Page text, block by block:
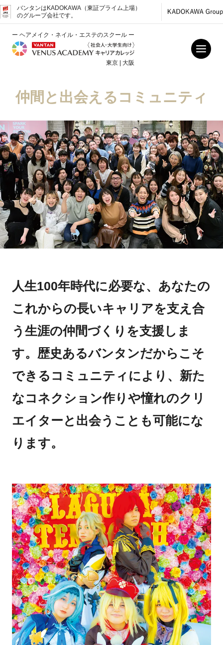
バンタンはKADOKAWA（東証プライム上場）
のグループ会社です。
ー ヘアメイク・ネイル・エステのスクール ー
東京 | 大阪
仲間と出会えるコミュニティ
人生100年時代に必要な、あなたの
これからの長いキャリアを支え合
う生涯の仲間づくりを支援しま
す。歴史あるバンタンだからこそ
できるコミュニティにより、新た
なコネクション作りや憧れのクリ
エイターと出会うことも可能にな
ります。